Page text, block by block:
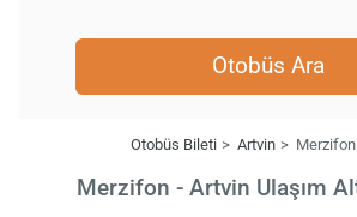
Otobüs Ara
Otobüs Bileti Artvin
Merzifon - Artvin Ulaşım